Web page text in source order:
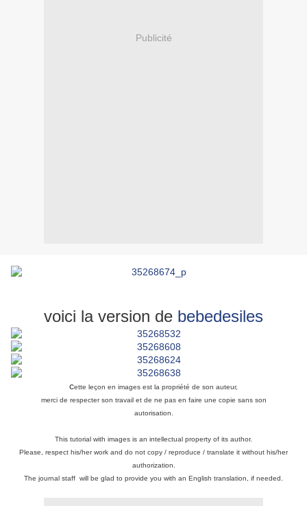
Publicité
voici la version de bebedesiles
cette leçon en images est la propriété de son auteur,
merci de respecter son travail et de ne pas en faire une copie sans son
autorisation.
This tutorial with images is an intellectual property of its author.
Please, respect his/her work and do not copy / reproduce / translate it without his/her
authorization.
The journal staff will be glad to provide you with an English translation, if needed.